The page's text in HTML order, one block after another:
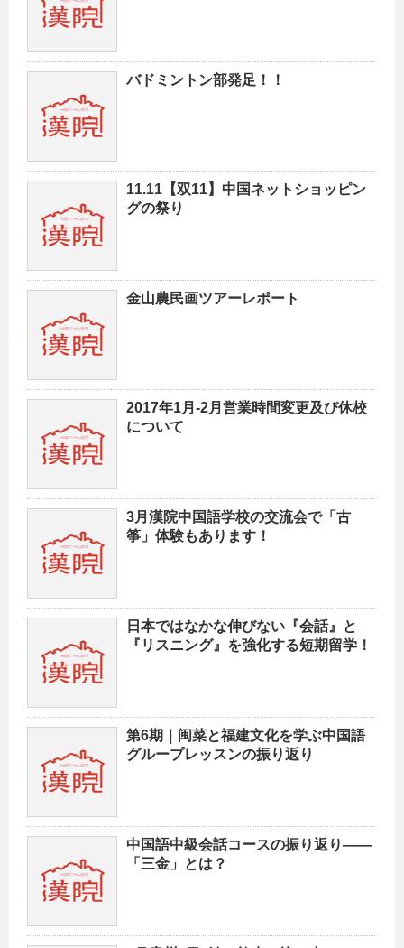
バドミントン部発足！！
11.11【双11】中国ネットショッピン
グの祭り
金山農民画ツアーレポート
2017年1月-2月営業時間変更及び休校
について
3月漢院中国語学校の交流会で「古
筝」体験もあります！
日本ではなかな伸びない『会話』と
『リスニング』を強化する短期留学！
第6期｜闽菜と福建文化を学ぶ中国語
グループレッスンの振り返り
中国語中級会話コースの振り返り——
「三金」とは？